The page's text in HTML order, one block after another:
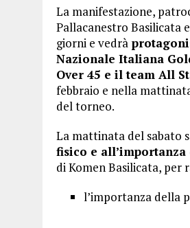
La manifestazione,
Pallacanestro Basilicata
giorni e vedrà
Nazionale Italiana
Over 45 e il team All
febbraio e nella
del torneo.
La mattinata del sabato
fisico e
di Komen Basilicata, per
l’importanza della